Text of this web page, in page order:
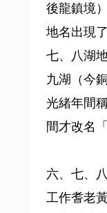
後龍鎮境
地名出現
七、八湖
九湖（今
光緒年間
間才改名
六、七、
工作耆老